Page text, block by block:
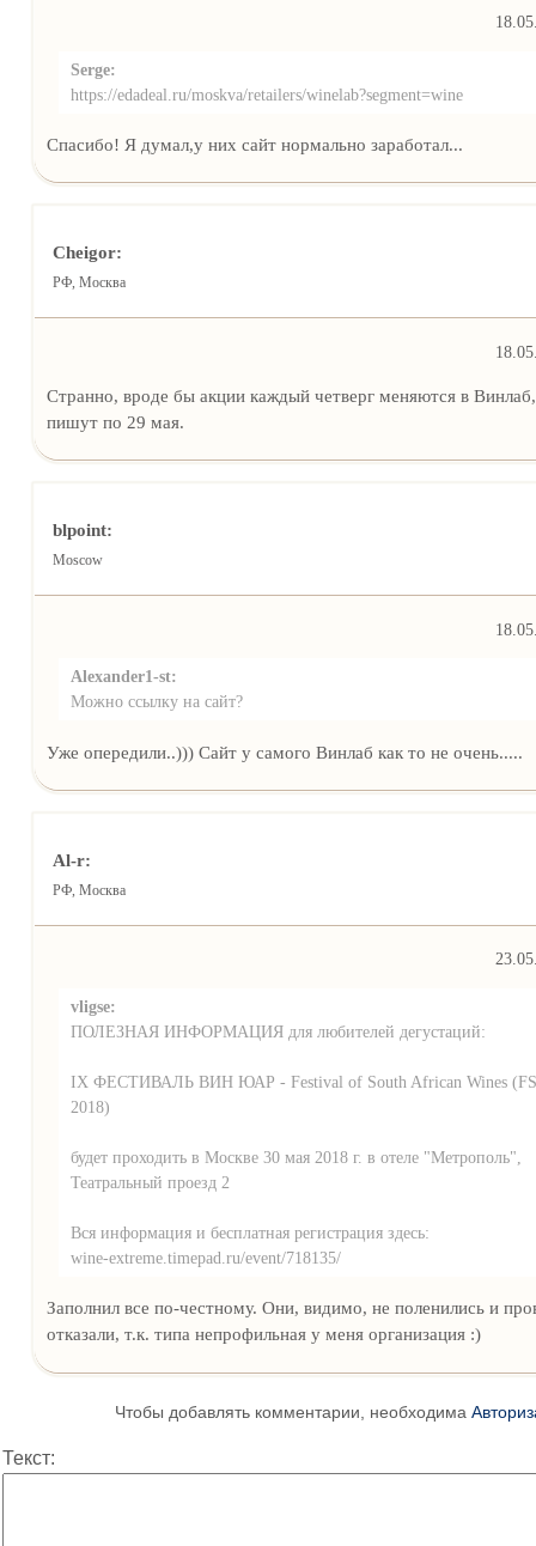
Serge:
https://edadeal.ru/moskva/retailers/winelab?segment=wine
Спасибо! Я думал,у них сайт нормально заработал...
Cheigor:
РФ, Москва
Странно, вроде бы акции каждый четверг меняются в Винлаб,
пишут по 29 мая.
blpoint:
Moscow
Alexander1-st:
Можно ссылку на сайт?
Уже опередили..))) Сайт у самого Винлаб как то не очень.....
Al-r:
РФ, Москва
vligse:
ПОЛЕЗНАЯ ИНФОРМАЦИЯ для любителей дегустаций:
IX ФЕСТИВАЛЬ ВИН ЮАР - Festival of South African Wines
2018)
будет проходить в Москве 30 мая 2018 г. в отеле "Метрополь",
Театральный проезд 2
Вся информация и бесплатная регистрация здесь:
wine-extreme.timepad.ru/event/718135/
Заполнил все по-честному. Они, видимо, не поленились и
отказали, т.к. типа непрофильная у меня организация :)
Чтобы добавлять комментарии, необходима
Текст: